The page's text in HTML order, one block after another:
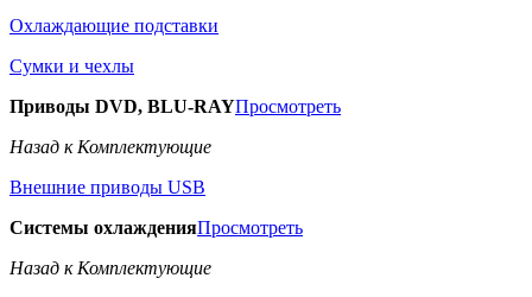
Охлаждающие подставки
Сумки и чехлы
Приводы DVD, BLU-RAYПросмотреть
Назад к Комплектующие
Внешние приводы USB
Системы охлажденияПросмотреть
Назад к Комплектующие